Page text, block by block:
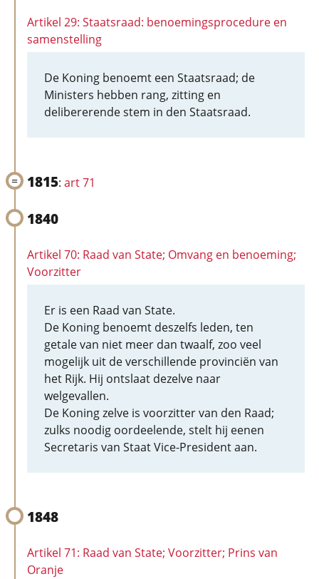
Artikel 29: Staatsraad: benoemingsprocedure en
samenstelling
De Koning benoemt een Staatsraad; de
Ministers hebben rang, zitting en
delibererende stem in den Staatsraad.
1815: art 71
1840
Artikel 70: Raad van State; Omvang en benoeming;
Voorzitter
Er is een Raad van State.
De Koning benoemt deszelfs leden, ten
getale van niet meer dan twaalf, zoo veel
mogelijk uit de verschillende provinciën van
het Rijk. Hij ontslaat dezelve naar
welgevallen.
De Koning zelve is voorzitter van den Raad;
zulks noodig oordeelende, stelt hij eenen
Secretaris van Staat Vice-President aan.
1848
Artikel 71: Raad van State; Voorzitter; Prins van
Oranje